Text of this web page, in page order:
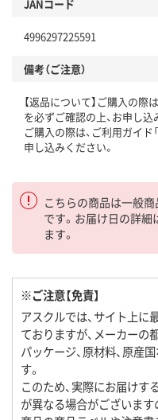
JANコード
4996297225591
備考（ご注意）
【返品について】ご購入の際
を必ずご確認の上、お申し込
ご購入の際は、ご利用ガイド「
申し込みください。
こちらの商品は一般
です。お届け日の詳
ます。
※ご注意【免責】
アスクルでは、サイト上に
ておりますが、メーカーの
パッケージ、原材料、原産
す。
このため、実際にお届け
が異なる場合がございます